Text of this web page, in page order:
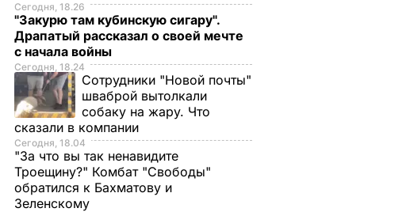
Сегодня, 18.26
"Закурю там кубинскую сигару".
Драпатый рассказал о своей мечте
с начала войны
Сегодня, 18.24
Сотрудники "Новой почты"
шваброй вытолкали
собаку на жару. Что
сказали в компании
Сегодня, 18.04
"За что вы так ненавидите
Троещину?" Комбат "Свободы"
обратился к Бахматову и
Зеленскому